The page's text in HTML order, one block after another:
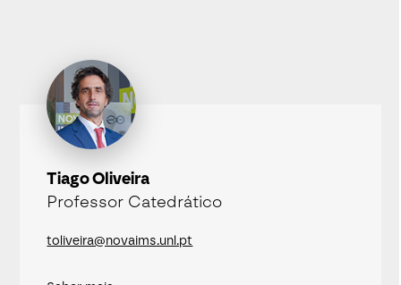
Tiago Oliveira
Professor Catedrático
toliveira@novaims.unl.pt